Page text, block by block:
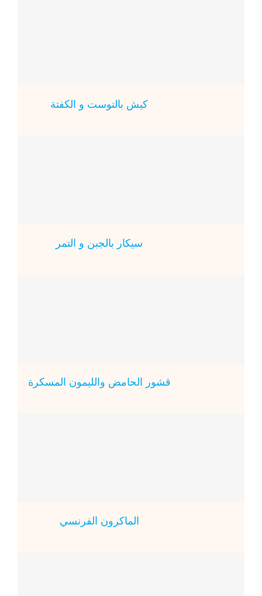
كيش بالتوست و الكفتة
سيكار بالجبن و التمر
قشور الحامض والليمون المسكرة
الماكرون الفرنسي